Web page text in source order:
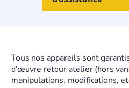
Tous nos appareils sont
d’œuvre retour atelier (hors
manipulations, modifications,